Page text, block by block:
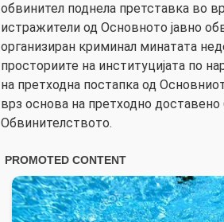
обвинител поднела претставка во
истражители од Основното јавно
организиран криминал минатата
просториите на институцијата по
на претходна постапка од
врз основа на претходно
Обвинителството.